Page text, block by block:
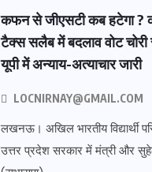
कफन से जीएसटी कब हटेगा ?
टैक्स सलैब में बदलाव वोट
यूपी में अन्याय-अत्याचार जारी
LOCNIRNAY@GMAIL.COM
लखनऊ। अखिल भारतीय विद्यार्थी
उत्तर प्रदेश सरकार में मंत्री और